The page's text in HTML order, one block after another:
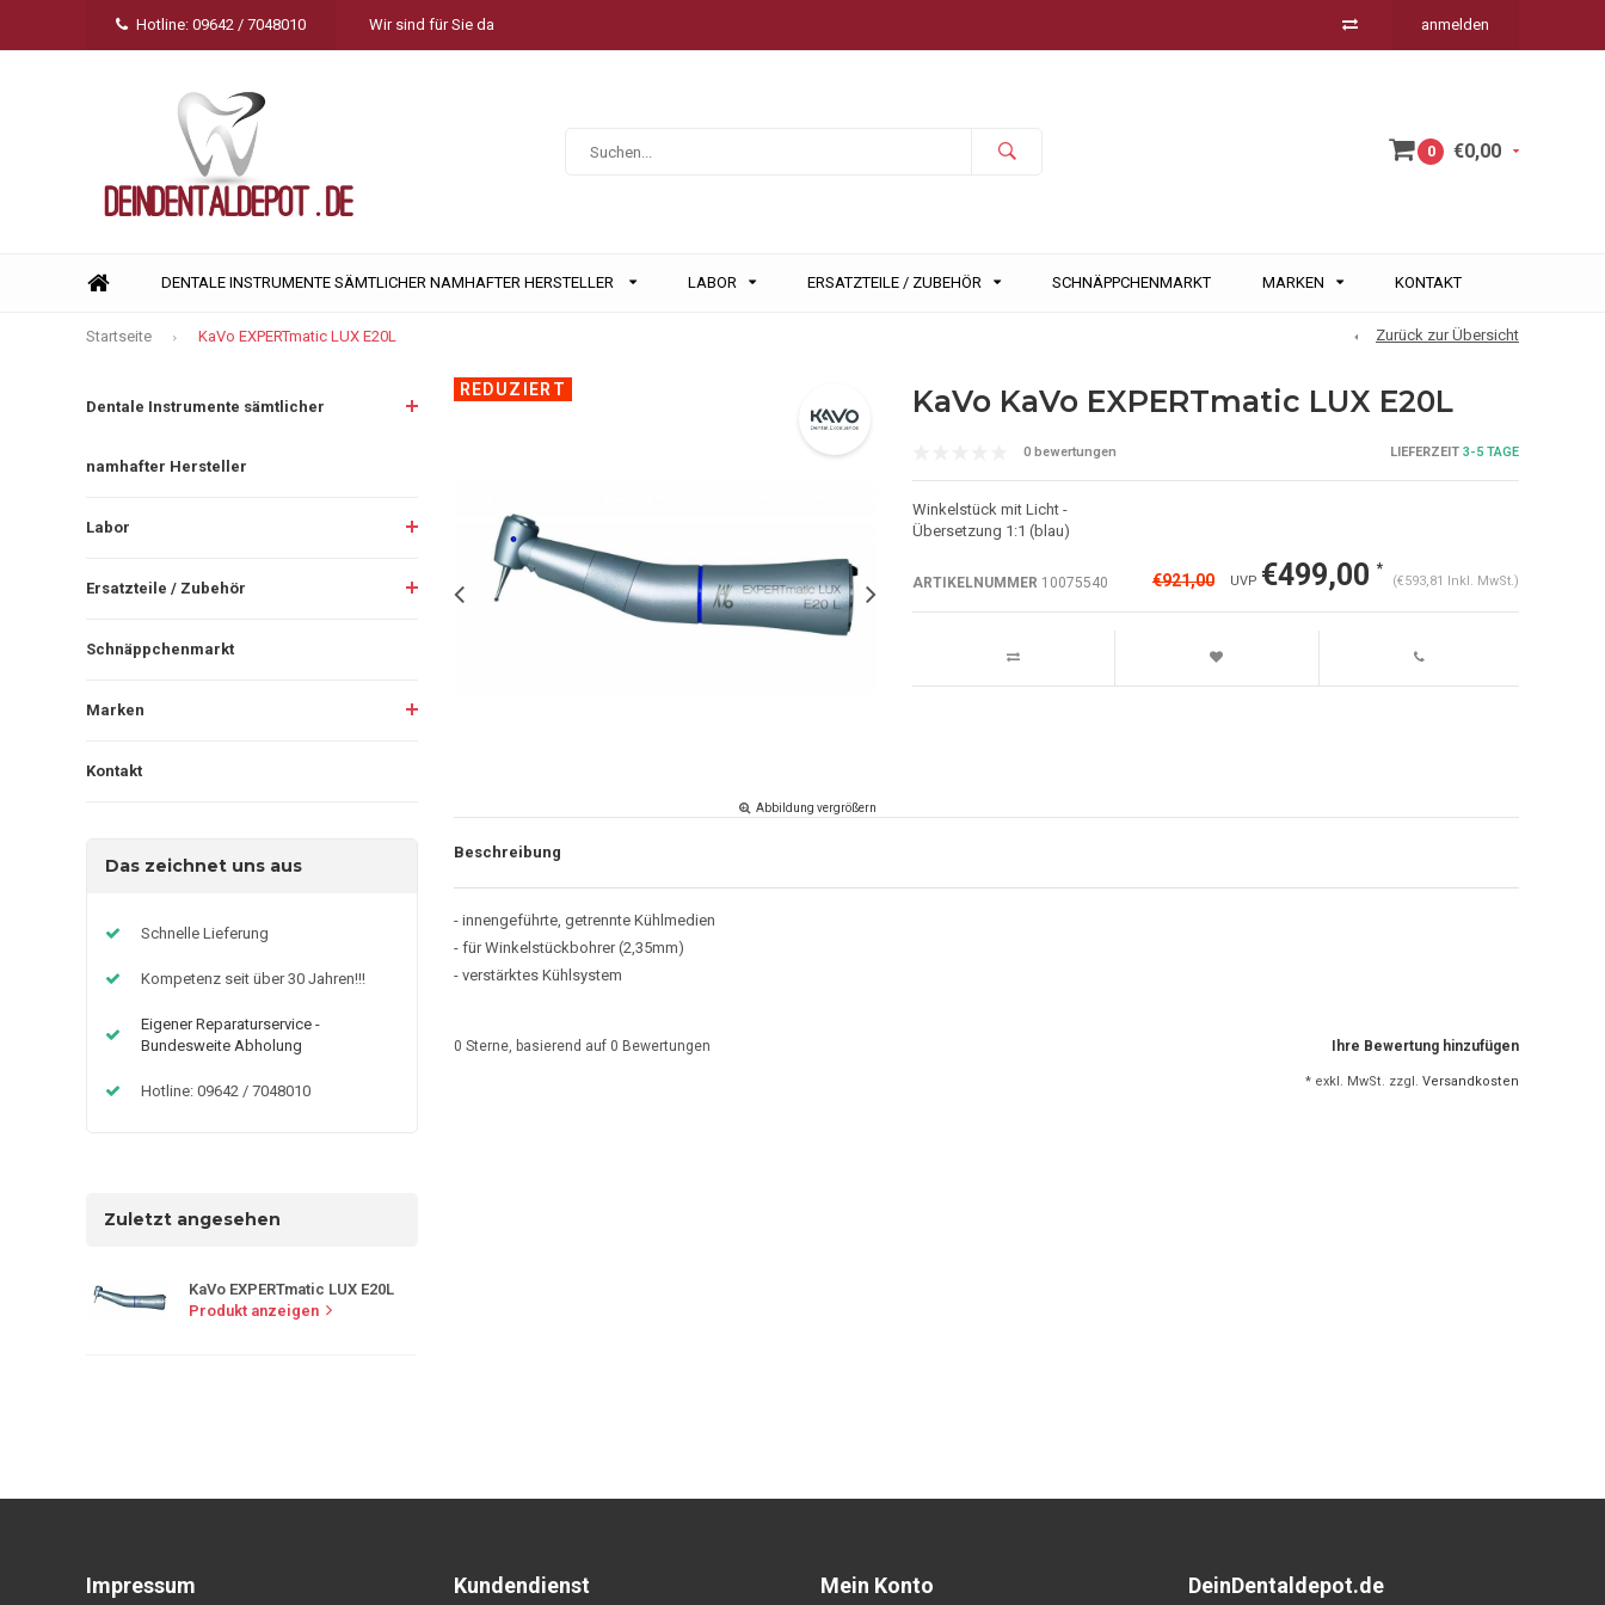
Hotline: 09642 / 7048010 Wir sind für Sie da anmelden
0 €0,00
DENTALE INSTRUMENTE SÄMTLICHER NAMHAFTER HERSTELLER LABOR ERSATZTEILE / ZUBEHÖR SCHNÄPPCHENMARKT MARKEN KONTAKT
Startseite KaVo EXPERTmatic LUX E20L Zurück zur Übersicht
Dentale Instrumente sämtlicher
namhafter Hersteller
Labor
Ersatzteile / Zubehör
Schnäppchenmarkt
Marken
Kontakt
Das zeichnet uns aus
Schnelle Lieferung
Kompetenz seit über 30 Jahren!!!
Eigener Reparaturservice -
Bundesweite Abholung
Hotline: 09642 / 7048010
Zuletzt angesehen
KaVo EXPERTmatic LUX E20L
Produkt anzeigen
REDUZIERT
Abbildung vergrößern
KaVo KaVo EXPERTmatic LUX E20L
0 bewertungen LIEFERZEIT3-5 TAGE
Winkelstück mit Licht -
Übersetzung 1:1 (blau)
ARTIKELNUMMER 10075540 €921,00 UVP €499,00 *
(€593,81 Inkl. MwSt.)
Beschreibung
- innengeführte, getrennte Kühlmedien
- für Winkelstückbohrer (2,35mm)
- verstärktes Kühlsystem
Ihre Bewertung hinzufügen
0 Sterne, basierend auf 0 Bewertungen
* exkl. MwSt. zzgl. Versandkosten
Impressum Kundendienst Mein Konto DeinDentaldepot.de